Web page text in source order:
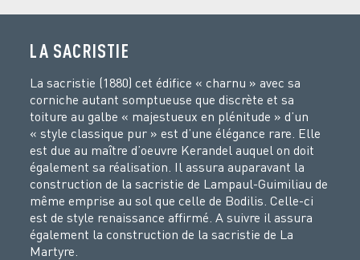
LA SACRISTIE
La sacristie (1880) cet édifice « charnu » avec sa
corniche autant somptueuse que discrète et sa
toiture au galbe « majestueux en plénitude » d’un
« style classique pur » est d’une élégance rare. Elle
est due au maître d’oeuvre Kerandel auquel on doit
également sa réalisation. Il assura auparavant la
construction de la sacristie de Lampaul-Guimiliau de
même emprise au sol que celle de Bodilis. Celle-ci
est de style renaissance affirmé. A suivre il assura
également la construction de la sacristie de La
Martyre.